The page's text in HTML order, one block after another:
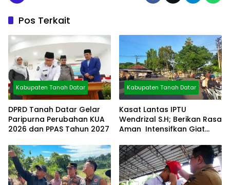
Pos Terkait
Kabupaten Tanah Datar
DPRD Tanah Datar Gelar
Paripurna Perubahan KUA
2026 dan PPAS Tahun 2027
Kabupaten Tanah Datar
Kasat Lantas IPTU
Wendrizal S.H; Berikan Rasa
Aman Intensifkan Giat